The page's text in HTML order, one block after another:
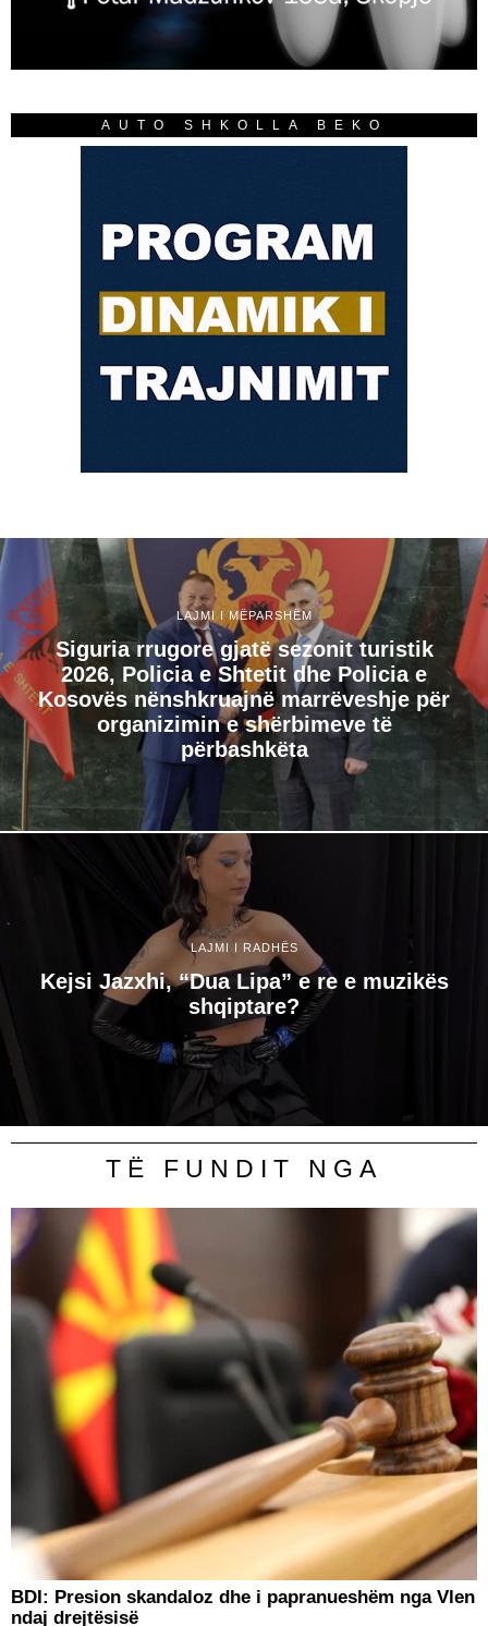
AUTO SHKOLLA BEKO
LAJMI I MËPARSHËM
Siguria rrugore gjatë sezonit turistik
2026, Policia e Shtetit dhe Policia e
Kosovës nënshkruajnë marrëveshje për
organizimin e shërbimeve të
përbashkëta
LAJMI I RADHËS
Kejsi Jazxhi, “Dua Lipa” e re e muzikës
shqiptare?
TË FUNDIT NGA
BDI: Presion skandaloz dhe i papranueshëm nga Vlen
ndaj drejtësisë